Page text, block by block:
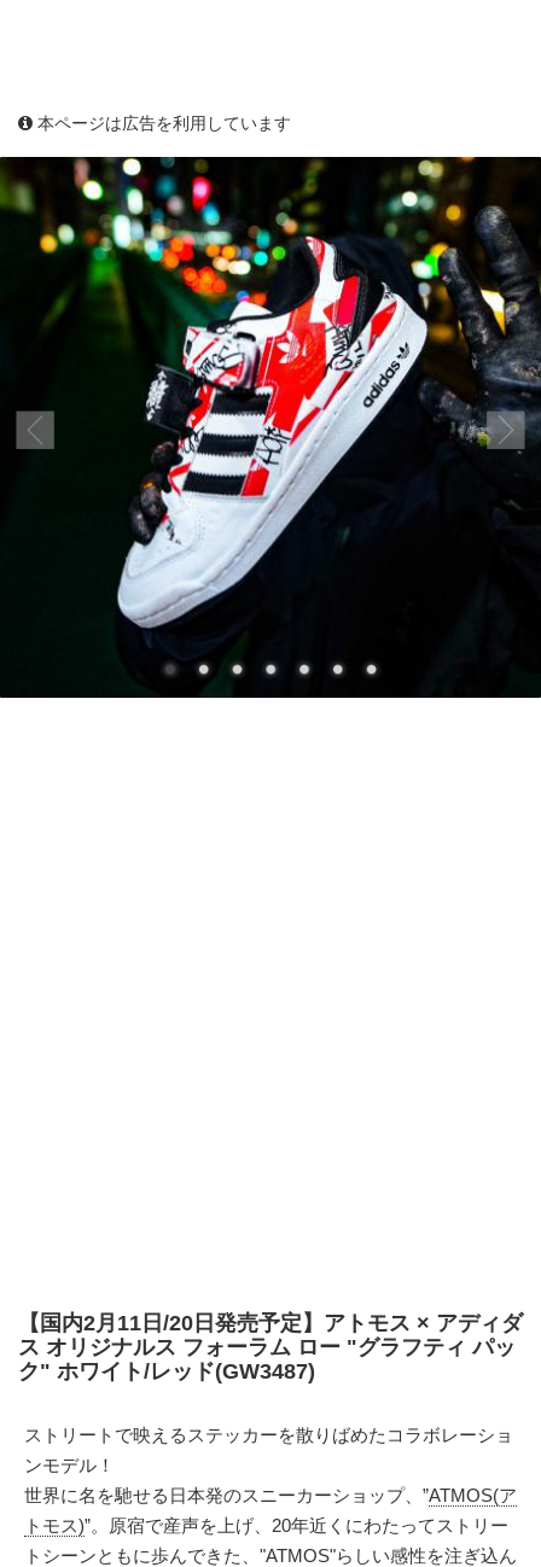
本ページは広告を利用しています
【国内2月11日/20日発売予定】アトモス × アディダ
ス オリジナルス フォーラム ロー "グラフティ パッ
ク" ホワイト/レッド(GW3487)
ストリートで映えるステッカーを散りばめたコラボレーショ
ンモデル！
世界に名を馳せる日本発のスニーカーショップ、”ATMOS(ア
トモス)”。原宿で産声を上げ、20年近くにわたってストリー
トシーンともに歩んできた、"ATMOS"らしい感性を注ぎ込ん